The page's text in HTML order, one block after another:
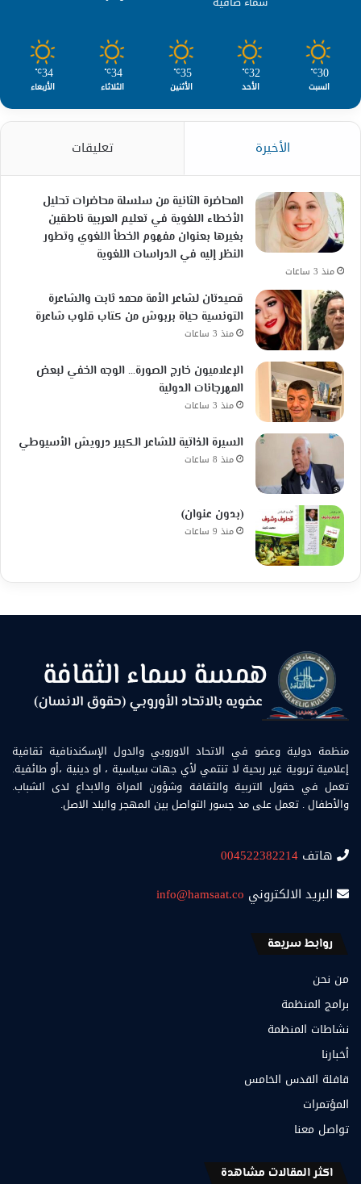
30
℃
السبت
32
℃
الأحد
35
℃
الأثنين
34
℃
الثلاثاء
34
℃
الأربعاء
الأخيرة تعليقات
المحاضرة الثانية من سلسلة محاضرات تحليل
الأخطاء اللغوية في تعليم العربية ناطقين
بغيرها بعنوان مفهوم الخطأ اللغوي وتطور
النظر إليه في الدراسات اللغوية
منذ 3 ساعات
قصيدتان لشاعر الأمة محمد ثابت والشاعرة
التونسية حياة بربوش من كتاب قلوب شاعرة
منذ 3 ساعات
الإعلاميون خارج الصورة… الوجه الخفي لبعض
المهرجانات الدولية
منذ 3 ساعات
السيرة الذاتية للشاعر الكبير درويش الأسيوطي
منذ 8 ساعات
(بدون عنوان)
منذ 9 ساعات
منظمة دولية وعضو في الاتحاد الاوروبي والدول الإسكندنافية ثقافية
إعلامية تربوية غير ربحية لا تنتمي لأي جهات سياسية ، او دينية ،أو طائفية.
تعمل في حقول التربية والثقافة وشؤون المراة والابداع لدى الشباب.
والأطفال . تعمل على مد جسور التواصل بين المهجر والبلد الاصل.
هاتف 004522382214
البريد الالكتروني info@hamsaat.co
روابط سريعة
من نحن
برامج المنظمة
نشاطات المنظمة
أخبارنا
قافلة القدس الخامس
المؤتمرات
تواصل معنا
اكثر المقالات مشاهدة